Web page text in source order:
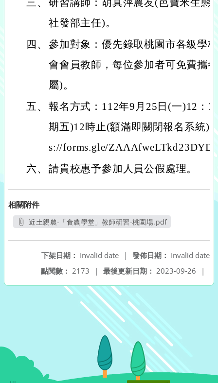
三、 研習講師：胡真萍農友(芭寶米生態
社發部主任)。
四、 參加對象：優先錄取桃園市各級學
會會員教師，每位參加者可免費攜
屬)。
五、 報名方式：112年9月25日(一)12：
期五)12時止(額滿即關閉報名系統)
s://forms.gle/
六、 請貴校惠予參加人員公假處理。
相關附件
近土親農-「食農學堂」教師研習-桃園場.pdf
發佈日期： Invalid date
下架日期： Invalid date
|
最後更新日期： 2023-09-26 |
點閱數： 2173 |